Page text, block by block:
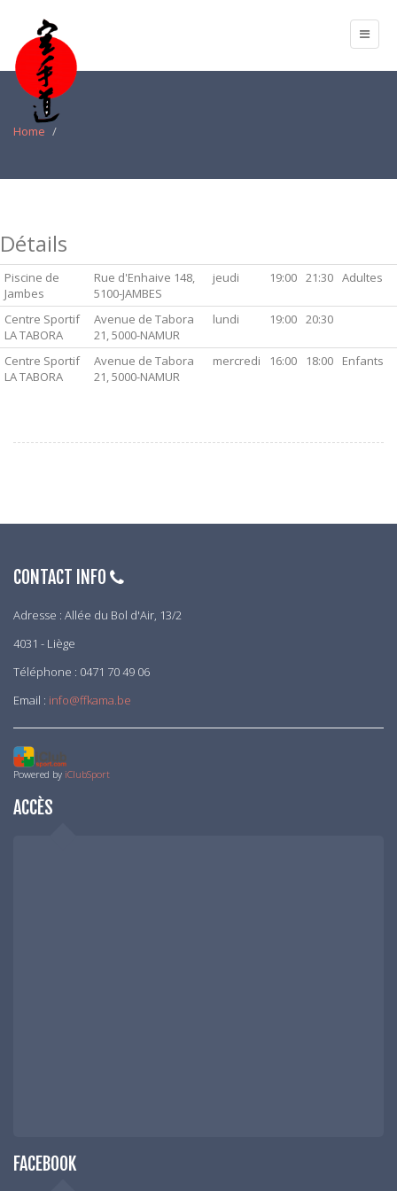
Home
Détails
Piscine de
Jambes
Rue d'Enhaive 148,
5100-JAMBES
jeudi 19:00 21:30 Adultes
Centre Sportif
LA TABORA
Avenue de Tabora
21, 5000-NAMUR
lundi 19:00 20:30
Centre Sportif
LA TABORA
Avenue de Tabora
21, 5000-NAMUR
mercredi 16:00 18:00 Enfants
CONTACT INFO
Adresse : Allée du Bol d'Air, 13/2
4031 - Liège
Téléphone : 0471 70 49 06
Email : info@ffkama.be
Powered by iClubSport
ACCÈS
FACEBOOK